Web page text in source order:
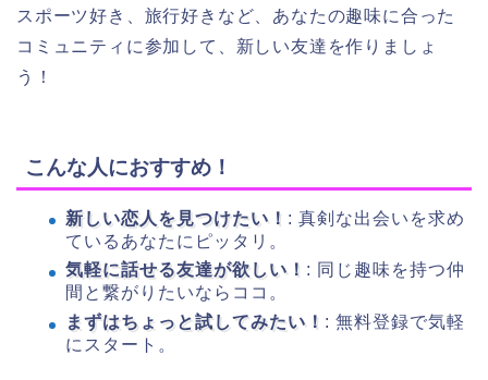
スポーツ好き、旅行好きなど、あなたの趣味に合った
コミュニティに参加して、新しい友達を作りましょ
う！
こんな人におすすめ！
新しい恋人を見つけたい！ : 真剣な出会いを求め
ているあなたにピッタリ。
気軽に話せる友達が欲しい！ : 同じ趣味を持つ仲
間と繋がりたいならココ。
まずはちょっと試してみたい！ : 無料登録で気軽
にスタート。